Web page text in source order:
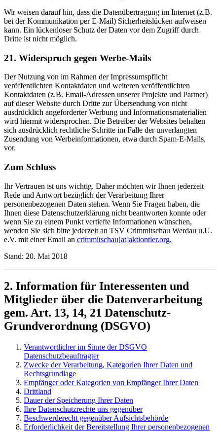
Wir weisen darauf hin, dass die Datenübertragung im Internet (z.B.
bei der Kommunikation per E-Mail) Sicherheitslücken aufweisen
kann. Ein lückenloser Schutz der Daten vor dem Zugriff durch
Dritte ist nicht möglich.
21. Widerspruch gegen Werbe-Mails
Der Nutzung von im Rahmen der Impressumspflicht
veröffentlichten Kontaktdaten und weiteren veröffentlichten
Kontaktdaten (z.B. Email-Adressen unserer Projekte und Partner)
auf dieser Website durch Dritte zur Übersendung von nicht
ausdrücklich angeforderter Werbung und Informationsmaterialien
wird hiermit widersprochen. Die Betreiber der Websites behalten
sich ausdrücklich rechtliche Schritte im Falle der unverlangten
Zusendung von Werbeinformationen, etwa durch Spam-E-Mails,
vor.
Zum Schluss
Ihr Vertrauen ist uns wichtig. Daher möchten wir Ihnen jederzeit
Rede und Antwort bezüglich der Verarbeitung Ihrer
personenbezogenen Daten stehen. Wenn Sie Fragen haben, die
Ihnen diese Datenschutzerklärung nicht beantworten konnte oder
wenn Sie zu einem Punkt vertiefte Informationen wünschen,
wenden Sie sich bitte jederzeit an TSV Crimmitschau Werdau u.U.
e.V. mit einer Email an crimmitschau[at]aktiontier.org.
Stand: 20. Mai 2018
2. Information für Interessenten und
Mitglieder über die Datenverarbeitung
gem. Art. 13, 14, 21 Datenschutz-
Grundverordnung (DSGVO)
Verantwortlicher im Sinne der DSGVO
Datenschutzbeauftragter
Zwecke der Verarbeitung, Kategorien Ihrer Daten und
Rechtsgrundlage
Empfänger oder Kategorien von Empfänger Ihrer Daten
Drittland
Dauer der Speicherung Ihrer Daten
Ihre Datenschutzrechte uns gegenüber
Beschwerderecht gegenüber Aufsichtsbehörde
Erforderlichkeit der Bereitstellung Ihrer personenbezogenen